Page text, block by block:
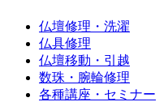
仏壇修理・洗濯
仏具修理
仏壇移動・引越
数珠・腕輪修理
各種講座・セミナー